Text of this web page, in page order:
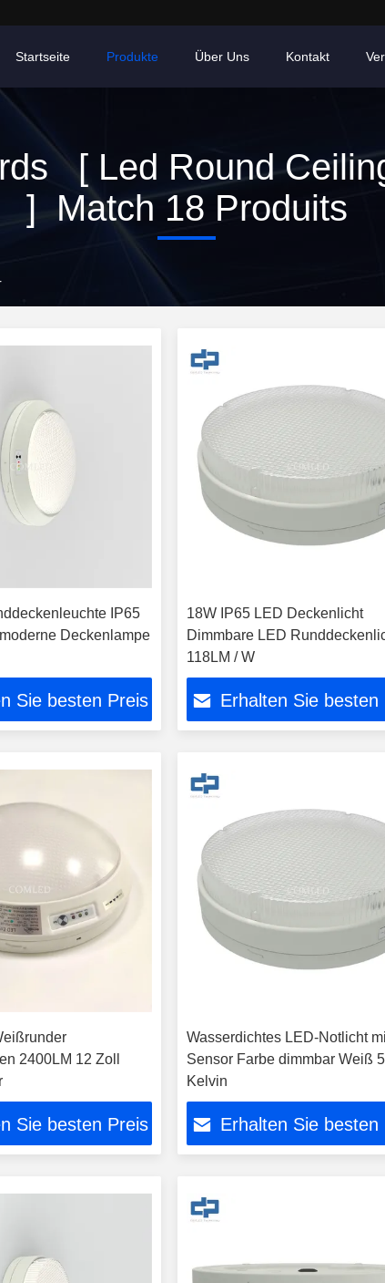
Startseite Produkte Über Uns Kontakt
[ Led Round
] Match 18 Produits
IP65
Deckenlampe
Sie besten Preis
18W IP65 LED Deckenlicht
Dimmbare LED
118LM / W
Erhalten Sie besten
2400LM 12 Zoll
Sie besten Preis
Wasserdichtes LED-Notlicht
Sensor Farbe dimmbar Weiß
Kelvin
Erhalten Sie besten